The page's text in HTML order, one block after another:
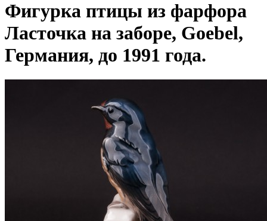
Фигурка птицы из фарфора
Ласточка на заборе, Goebel,
Германия, до 1991 года.